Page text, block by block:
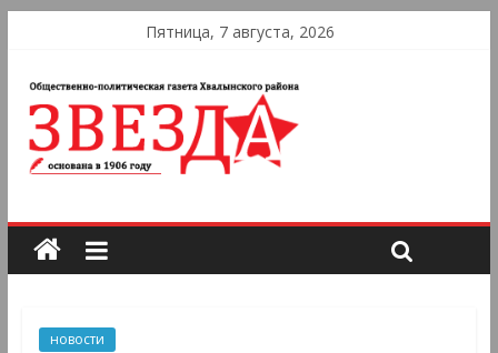
Пятница, 7 августа, 2026
новости